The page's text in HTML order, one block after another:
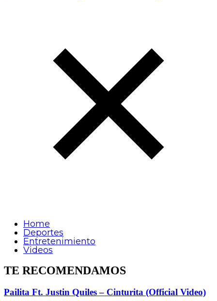
Home
Deportes
Entretenimiento
Videos
TE RECOMENDAMOS
Pailita Ft. Justin Quiles – Cinturita (Official Video)